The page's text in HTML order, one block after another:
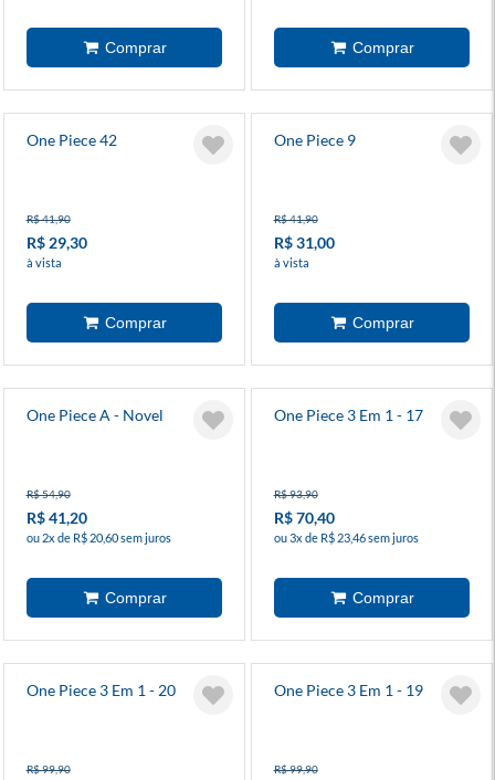
One Piece 42
R$ 41,90
R$ 29,30
à vista
One Piece 9
R$ 41,90
R$ 31,00
à vista
One Piece A - Novel
R$ 54,90
R$ 41,20
ou 2x de R$ 20,60 sem juros
One Piece 3 Em 1 - 17
R$ 93,90
R$ 70,40
ou 3x de R$ 23,46 sem juros
One Piece 3 Em 1 - 20
R$ 99,90
One Piece 3 Em 1 - 19
R$ 99,90